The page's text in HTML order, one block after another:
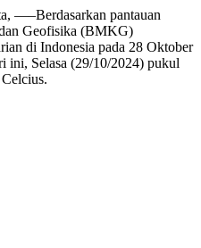
—–Berdasarkan pantauan
Geofisika (BMKG)
di Indonesia pada 28 Oktober
ini, Selasa (29/10/2024) pukul